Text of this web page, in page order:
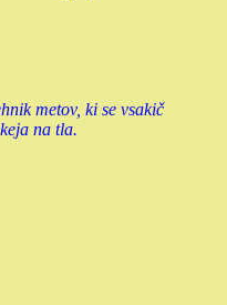
metov, ki se vsakič
na tla.